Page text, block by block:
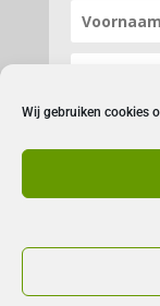
Wij gebruiken cookies